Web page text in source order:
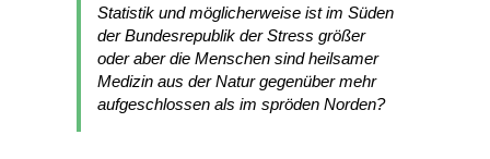
Statistik und möglicherweise ist im Süden
der Bundesrepublik der Stress größer
oder aber die Menschen sind heilsamer
Medizin aus der Natur gegenüber mehr
aufgeschlossen als im spröden Norden?